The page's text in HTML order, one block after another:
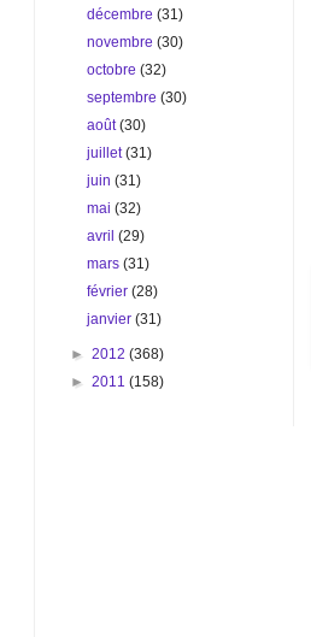
décembre(31)
novembre(30)
octobre(32)
septembre(30)
août(30)
juillet(31)
juin(31)
mai(32)
avril(29)
mars(31)
février(28)
janvier(31)
► 2012 (368)
► 2011 (158)